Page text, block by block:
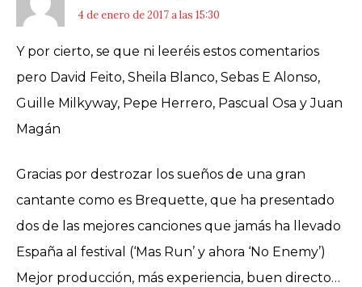
4 de enero de 2017 a las 15:30
Y por cierto, se que ni leeréis estos comentarios
pero David Feito, Sheila Blanco, Sebas E Alonso,
Guille Milkyway, Pepe Herrero, Pascual Osa y Juan
Magán
Gracias por destrozar los sueños de una gran
cantante como es Brequette, que ha presentado
dos de las mejores canciones que jamás ha llevado
España al festival (‘Mas Run’ y ahora ‘No Enemy’)
Mejor producción, más experiencia, buen directo…